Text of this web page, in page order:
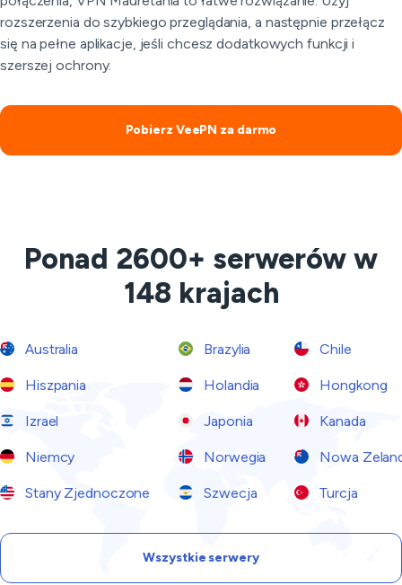
rozszerzenia do szybkiego przeglądania, a następnie przełącz
się na pełne aplikacje, jeśli chcesz dodatkowych funkcji i
szerszej ochrony.
Pobierz VeePN za darmo
Ponad 2600+ serwerów w
148 krajach
Australia Brazylia Chile
Hiszpania Holandia Hongkong
Izrael Japonia Kanada
Niemcy Norwegia Nowa
Stany Zjednoczone Szwecja Turcja
Wszystkie serwery